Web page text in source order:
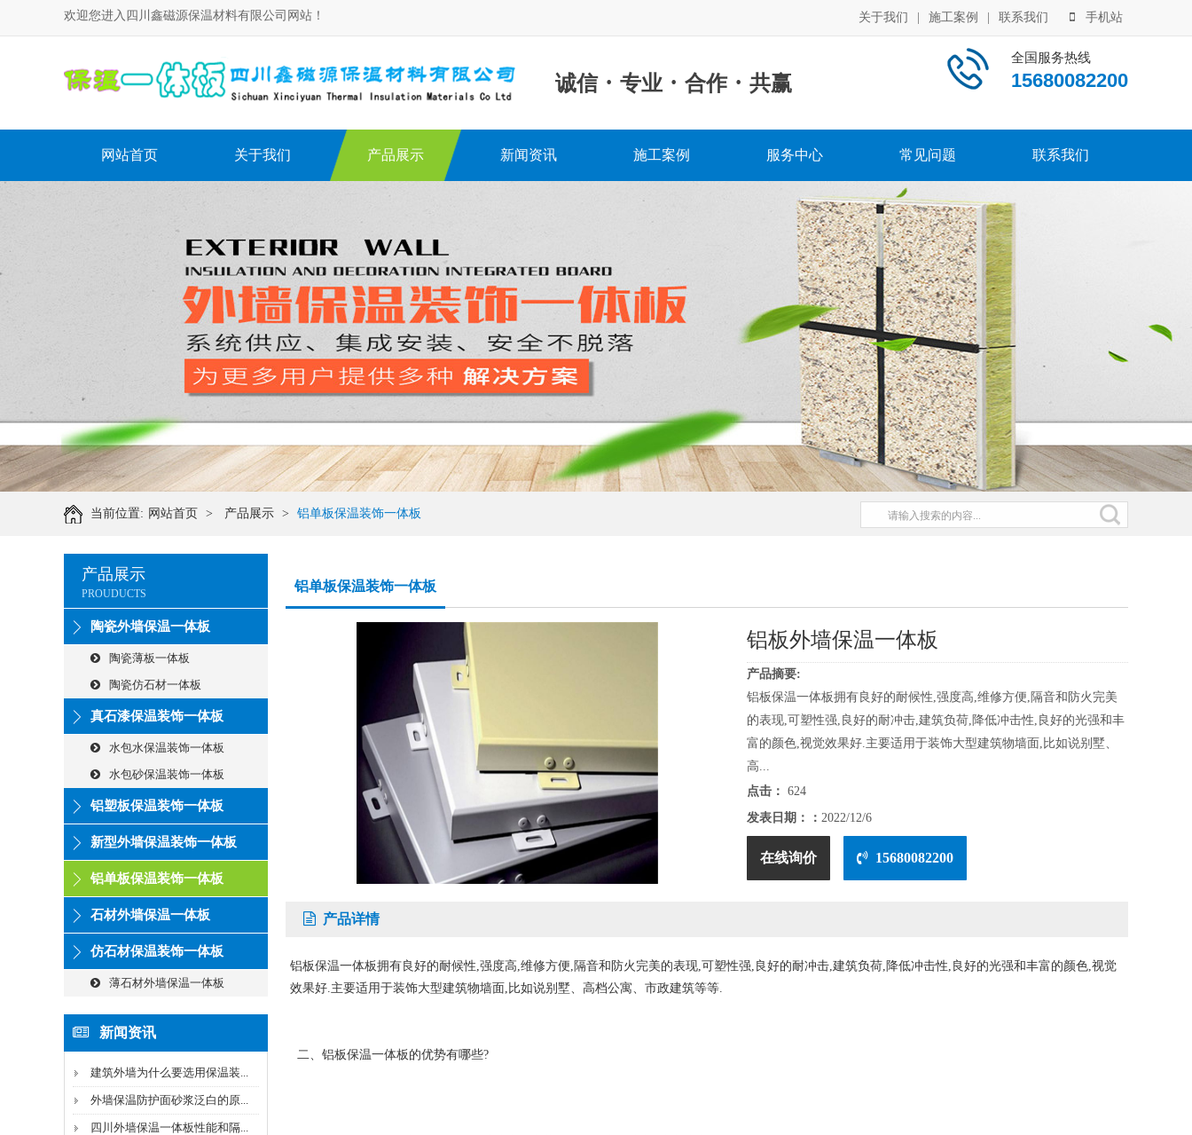
欢迎您进入四川鑫磁源保温材料有限公司网站！ 关于我们 施工案例 联系我们 手机站
诚信 · 专业 · 合作 · 共赢
全国服务热线
15680082200
网站首页 关于我们 产品展示 新闻资讯 施工案例 服务中心 常见问题 联系我们
当前位置: 网站首页 > 产品展示 > 铝单板保温装饰一体板
产品展示
PROUDUCTS
陶瓷外墙保温一体板
陶瓷薄板一体板
陶瓷仿石材一体板
真石漆保温装饰一体板
水包水保温装饰一体板
水包砂保温装饰一体板
铝塑板保温装饰一体板
新型外墙保温装饰一体板
铝单板保温装饰一体板
石材外墙保温一体板
仿石材保温装饰一体板
薄石材外墙保温一体板
新闻资讯
建筑外墙为什么要选用保温装...
外墙保温防护面砂浆泛白的原...
四川外墙保温一体板性能和隔...
铝单板保温装饰一体板
铝板外墙保温一体板
产品摘要:
铝板保温一体板拥有良好的耐候性,强度高,维修方便,隔音和防火完美
的表现,可塑性强,良好的耐冲击,建筑负荷,降低冲击性,良好的光强和丰
富的颜色,视觉效果好.主要适用于装饰大型建筑物墙面,比如说别墅、
高...
点击： 624
发表日期：： 2022/12/6
在线询价 15680082200
产品详情
铝板保温一体板拥有良好的耐候性,强度高,维修方便,隔音和防火完美的表现,可塑性强,良好的耐冲击,建筑负荷,降低冲击性,良好的光强和丰富的颜色,视觉
效果好.主要适用于装饰大型建筑物墙面,比如说别墅、高档公寓、市政建筑等等.
二、铝板保温一体板的优势有哪些?